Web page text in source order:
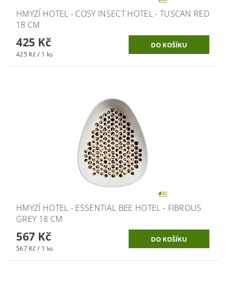
HMYZÍ HOTEL - COSY INSECT HOTEL - TUSCAN RED
18 CM
425 Kč
425 Kč / 1 ks
HMYZÍ HOTEL - ESSENTIAL BEE HOTEL - FIBROUS
GREY 18 CM
567 Kč
567 Kč / 1 ks